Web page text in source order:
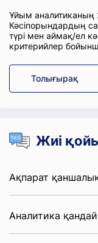
Ұйым аналитиканың 2
Кәсіпорындардың
түрі мен аймақ/ел
критерийлер
Толығырақ
Жиі
Ақпарат
Аналитика қандай